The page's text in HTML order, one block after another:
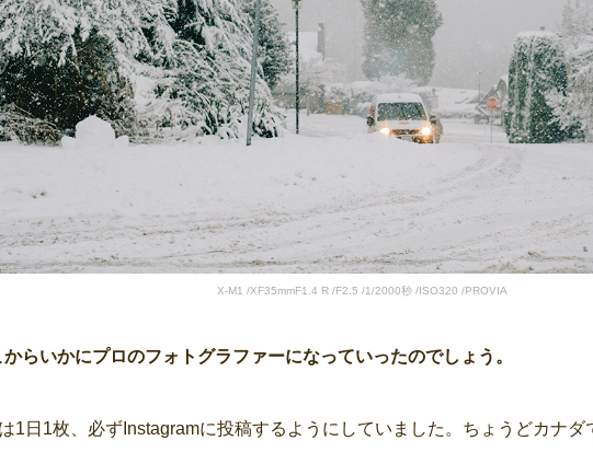
X-M1 /XF35mmF1.4 R /F2.5 /1/2000秒 /ISO320 /PROVIA
らいかにプロのフォトグラファーになっていったのでしょう。
1日1枚、必ずInstagramに投稿するようにしていました。ちょうどカナダ